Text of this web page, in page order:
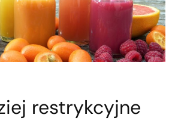
restrykcyjne